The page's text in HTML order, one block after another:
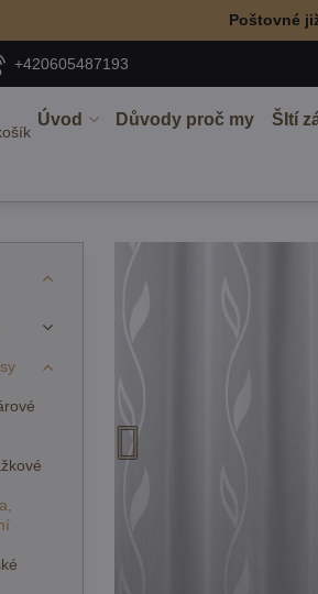
Poštovné
+420605487193
Úvod Důvody proč my ŠItí